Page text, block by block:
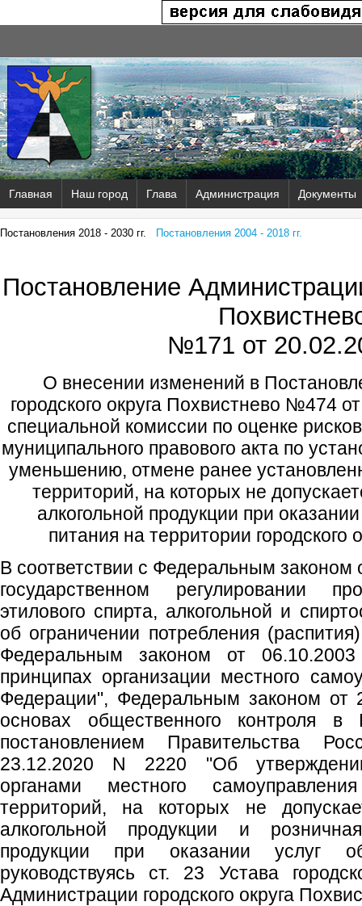
Главная Наш город Глава Администрация Документы
Постановления 2018 - 2030 гг. Постановления 2004 - 2018 гг.
Постановление
№171 от
О внесении изменений в
городского округа Похвистнево №474
специальной комиссии по оценке
муниципального правового акта по
уменьшению, отмене ранее
территорий, на которых не
алкогольной продукции при
питания на территории городского
В соответствии с Федеральным
государственном регулировании
этилового спирта, алкогольной и
об ограничении потребления
Федеральным законом от
принципах организации местного
Федерации", Федеральным законом
основах общественного контроля в
постановлением Правительства
23.12.2020 N 2220 "Об
органами местного
территорий, на которых не
алкогольной продукции и
продукции при оказании услуг
руководствуясь ст. 23 Устава
Администрации городского округа